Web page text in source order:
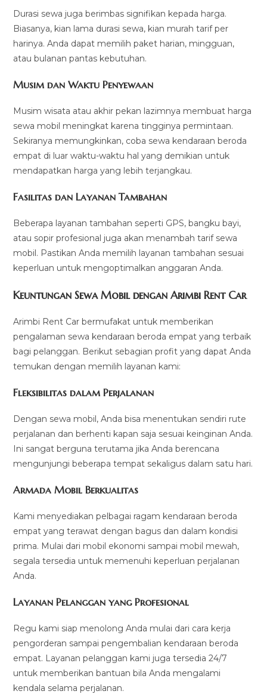
Durasi sewa juga berimbas signifikan kepada harga.
Biasanya, kian lama durasi sewa, kian murah tarif per
harinya. Anda dapat memilih paket harian, mingguan,
atau bulanan pantas kebutuhan.
Musim dan Waktu Penyewaan
Musim wisata atau akhir pekan lazimnya membuat harga
sewa mobil meningkat karena tingginya permintaan.
Sekiranya memungkinkan, coba sewa kendaraan beroda
empat di luar waktu-waktu hal yang demikian untuk
mendapatkan harga yang lebih terjangkau.
Fasilitas dan Layanan Tambahan
Beberapa layanan tambahan seperti GPS, bangku bayi,
atau sopir profesional juga akan menambah tarif sewa
mobil. Pastikan Anda memilih layanan tambahan sesuai
keperluan untuk mengoptimalkan anggaran Anda.
Keuntungan Sewa Mobil dengan Arimbi Rent Car
Arimbi Rent Car bermufakat untuk memberikan
pengalaman sewa kendaraan beroda empat yang terbaik
bagi pelanggan. Berikut sebagian profit yang dapat Anda
temukan dengan memilih layanan kami:
Fleksibilitas dalam Perjalanan
Dengan sewa mobil, Anda bisa menentukan sendiri rute
perjalanan dan berhenti kapan saja sesuai keinginan Anda.
Ini sangat berguna terutama jika Anda berencana
mengunjungi beberapa tempat sekaligus dalam satu hari.
Armada Mobil Berkualitas
Kami menyediakan pelbagai ragam kendaraan beroda
empat yang terawat dengan bagus dan dalam kondisi
prima. Mulai dari mobil ekonomi sampai mobil mewah,
segala tersedia untuk memenuhi keperluan perjalanan
Anda.
Layanan Pelanggan yang Profesional
Regu kami siap menolong Anda mulai dari cara kerja
pengorderan sampai pengembalian kendaraan beroda
empat. Layanan pelanggan kami juga tersedia 24/7
untuk memberikan bantuan bila Anda mengalami
kendala selama perjalanan.